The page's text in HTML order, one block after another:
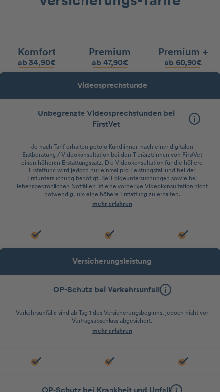
Komfort
ab 34,90€
Premium
ab 47,90€
Premium +
ab 60,90€
Videosprechstunde
Unbegrenzte Videosprechstunden bei
FirstVet
Je nach Tarif erhalten petolo Kund:innen nach einer digitalen
Erstberatung / Videokonsultation bei den Tierärzt:innen von FirstVet
einen höheren Erstattungssatz. Die Videokonsultation für die höhere
Erstattung wird jedoch nur einmal pro Leistungsfall und bei der
Erstuntersuchung benötigt. Bei Folgeuntersuchungen sowie bei
lebensbedrohlichen Notfällen ist eine vorherige Videokonsultation nicht
notwendig, um eine höhere Erstattung zu erhalten.
mehr erfahren
Versicherungsleistung
OP-Schutz bei Verkehrsunfall
Verkehrsunfälle sind ab Tag 1 des Versicherungsbeginns, jedoch nicht vor
Vertragsabschluss abgesichert.
mehr erfahren
OP-Schutz bei Krankheit und Unfall